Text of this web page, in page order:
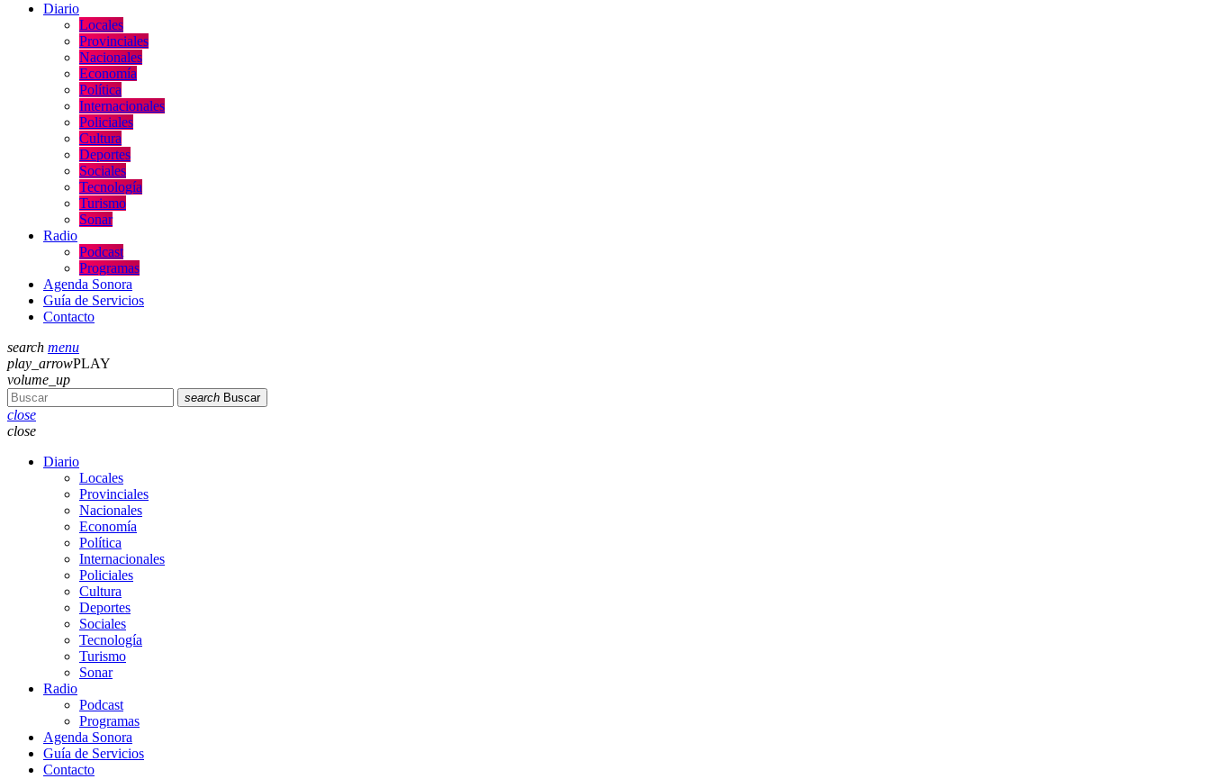
Diario
Locales
Provinciales
Nacionales
Economía
Política
Internacionales
Policiales
Cultura
Deportes
Sociales
Tecnología
Turismo
Sonar
Radio
Podcast
Programas
Agenda Sonora
Guía de Servicios
Contacto
search menu
play_arrowPLAY
volume_up
search Buscar
close
close
Diario
Locales
Provinciales
Nacionales
Economía
Política
Internacionales
Policiales
Cultura
Deportes
Sociales
Tecnología
Turismo
Sonar
Radio
Podcast
Programas
Agenda Sonora
Guía de Servicios
Contacto